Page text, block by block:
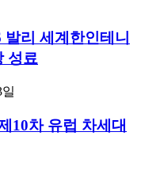
리 세계한인테니
성료
10차 유럽 차세대